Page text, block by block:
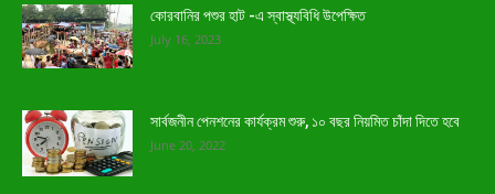
কোরবানির পশুর হাট -এ স্বাস্থ্যবিধি উপেক্ষিত
July 16, 2023
সার্বজনীন পেনশনের কার্যক্রম শুরু, ১০ বছর নিয়মিত চাঁদা দিতে হবে
June 20, 2022